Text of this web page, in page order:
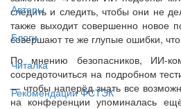
Авторы
Блоги
Читалка
Рекомендации ФСТЭК
следить и следить, чтобы они не
также выходит совершенно новое
совершают те же глупые ошибки,
По мнению безопасников, ИИ-
сосредоточиться на подробном
— чтобы наперёд знать все
на конференции упоминалась